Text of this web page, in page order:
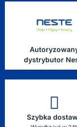
dystrybutor
Szybka